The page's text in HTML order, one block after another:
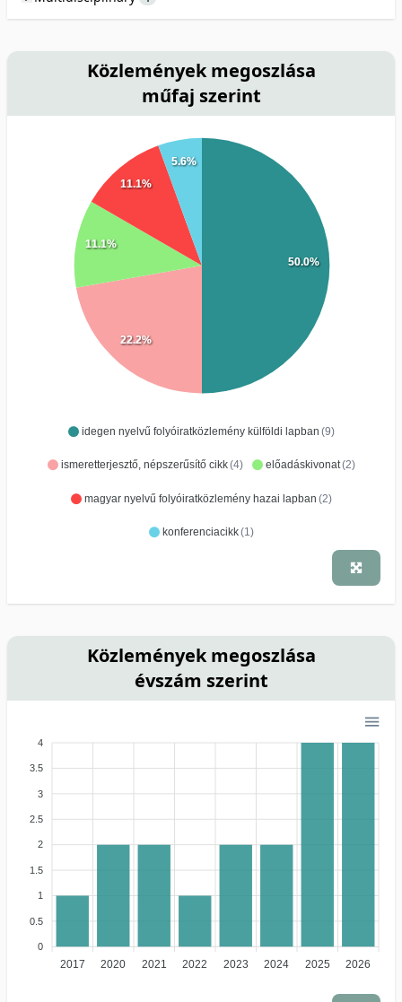
Közlemények megoszlása
műfaj szerint
idegen nyelvű folyóiratközlemény külföldi lapban (9)
ismeretterjesztő, népszerűsítő cikk(4) előadáskivonat(2)
magyar nyelvű folyóiratközlemény hazai lapban (2)
konferenciacikk(1)
50.0%
22.2%
11.1%
11.1%
5.6%
Közlemények megoszlása
évszám szerint
4
3.5
3
2.5
2
1.5
1
0.5
0
2017 2020 2021 2022 2023 2024 2025 2026